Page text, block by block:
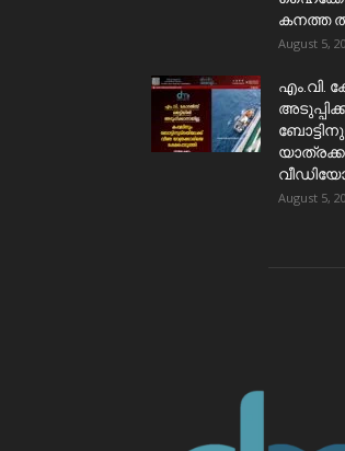
കനത്ത
August 5,
​എം.വി.
August 5,